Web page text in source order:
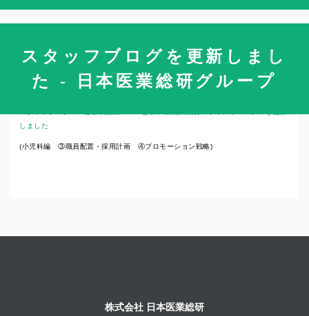
スタッフブログを更新しまし
た - 日本医業総研グループ
2024年8月20日
しました
(小児科編 ③職員配置・採用計画 ④プロモーション戦略)
株式会社 日本医業総研